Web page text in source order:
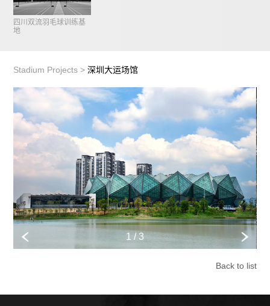
四川双流羽毛球训练基
地
Stadium Projects > 深圳大运场馆
1 / 3
Back to list